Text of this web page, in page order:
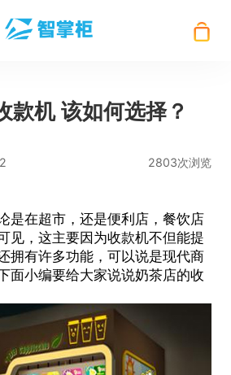
款机 该如何选择？
2803次浏览
是在超市，还是便利店，餐饮店
见，这主要因为收款机不但能提
拥有许多功能，可以说是现代商
面小编要给大家说说奶茶店的收